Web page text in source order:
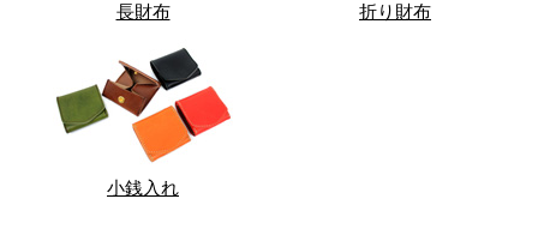
長財布 折り財布
小銭入れ